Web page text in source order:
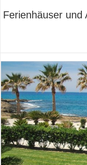
Ferienhäuser und